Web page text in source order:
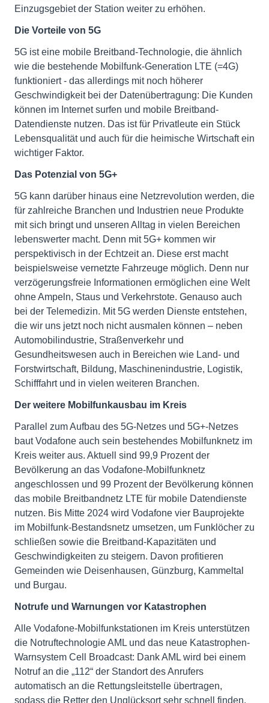
Einzugsgebiet der Station weiter zu erhöhen.
Die Vorteile von 5G
5G ist eine mobile Breitband-Technologie, die ähnlich
wie die bestehende Mobilfunk-Generation LTE (=4G)
funktioniert - das allerdings mit noch höherer
Geschwindigkeit bei der Datenübertragung: Die Kunden
können im Internet surfen und mobile Breitband-
Datendienste nutzen. Das ist für Privatleute ein Stück
Lebensqualität und auch für die heimische Wirtschaft ein
wichtiger Faktor.
Das Potenzial von 5G+
5G kann darüber hinaus eine Netzrevolution werden, die
für zahlreiche Branchen und Industrien neue Produkte
mit sich bringt und unseren Alltag in vielen Bereichen
lebenswerter macht. Denn mit 5G+ kommen wir
perspektivisch in der Echtzeit an. Diese erst macht
beispielsweise vernetzte Fahrzeuge möglich. Denn nur
verzögerungsfreie Informationen ermöglichen eine Welt
ohne Ampeln, Staus und Verkehrstote. Genauso auch
bei der Telemedizin. Mit 5G werden Dienste entstehen,
die wir uns jetzt noch nicht ausmalen können – neben
Automobilindustrie, Straßenverkehr und
Gesundheitswesen auch in Bereichen wie Land- und
Forstwirtschaft, Bildung, Maschinenindustrie, Logistik,
Schifffahrt und in vielen weiteren Branchen.
Der weitere Mobilfunkausbau im Kreis
Parallel zum Aufbau des 5G-Netzes und 5G+-Netzes
baut Vodafone auch sein bestehendes Mobilfunknetz im
Kreis weiter aus. Aktuell sind 99,9 Prozent der
Bevölkerung an das Vodafone-Mobilfunknetz
angeschlossen und 99 Prozent der Bevölkerung können
das mobile Breitbandnetz LTE für mobile Datendienste
nutzen. Bis Mitte 2024 wird Vodafone vier Bauprojekte
im Mobilfunk-Bestandsnetz umsetzen, um Funklöcher zu
schließen sowie die Breitband-Kapazitäten und
Geschwindigkeiten zu steigern. Davon profitieren
Gemeinden wie Deisenhausen, Günzburg, Kammeltal
und Burgau.
Notrufe und Warnungen vor Katastrophen
Alle Vodafone-Mobilfunkstationen im Kreis unterstützen
die Notruftechnologie AML und das neue Katastrophen-
Warnsystem Cell Broadcast: Dank AML wird bei einem
Notruf an die „112“ der Standort des Anrufers
automatisch an die Rettungsleitstelle übertragen,
sodass die Retter den Unglücksort sehr schnell finden.